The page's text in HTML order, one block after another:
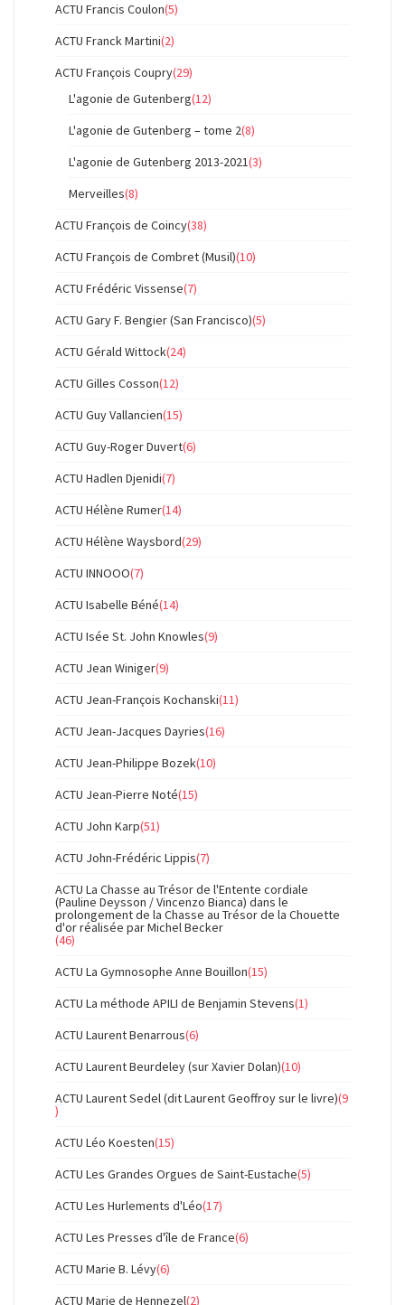
ACTU Francis Coulon(5)
ACTU Franck Martini(2)
ACTU François Coupry(29)
L'agonie de Gutenberg(12)
L'agonie de Gutenberg – tome 2(8)
L'agonie de Gutenberg 2013-2021(3)
Merveilles(8)
ACTU François de Coincy(38)
ACTU François de Combret (Musil)(10)
ACTU Frédéric Vissense(7)
ACTU Gary F. Bengier (San Francisco)(5)
ACTU Gérald Wittock(24)
ACTU Gilles Cosson(12)
ACTU Guy Vallancien(15)
ACTU Guy-Roger Duvert(6)
ACTU Hadlen Djenidi(7)
ACTU Hélène Rumer(14)
ACTU Hélène Waysbord(29)
ACTU INNOOO(7)
ACTU Isabelle Béné(14)
ACTU Isée St. John Knowles(9)
ACTU Jean Winiger(9)
ACTU Jean-François Kochanski(11)
ACTU Jean-Jacques Dayries(16)
ACTU Jean-Philippe Bozek(10)
ACTU Jean-Pierre Noté(15)
ACTU John Karp(51)
ACTU John-Frédéric Lippis(7)
ACTU La Chasse au Trésor de l'Entente cordiale
(Pauline Deysson / Vincenzo Bianca) dans le
prolongement de la Chasse au Trésor de la Chouette
d'or réalisée par Michel Becker
(46)
ACTU La Gymnosophe Anne Bouillon(15)
ACTU La méthode APILI de Benjamin Stevens(1)
ACTU Laurent Benarrous(6)
ACTU Laurent Beurdeley (sur Xavier Dolan)(10)
ACTU Laurent Sedel (dit Laurent Geoffroy sur le livre)(9
)
ACTU Léo Koesten(15)
ACTU Les Grandes Orgues de Saint-Eustache(5)
ACTU Les Hurlements d'Léo(17)
ACTU Les Presses d'île de France(6)
ACTU Marie B. Lévy(6)
ACTU Marie de Hennezel(2)